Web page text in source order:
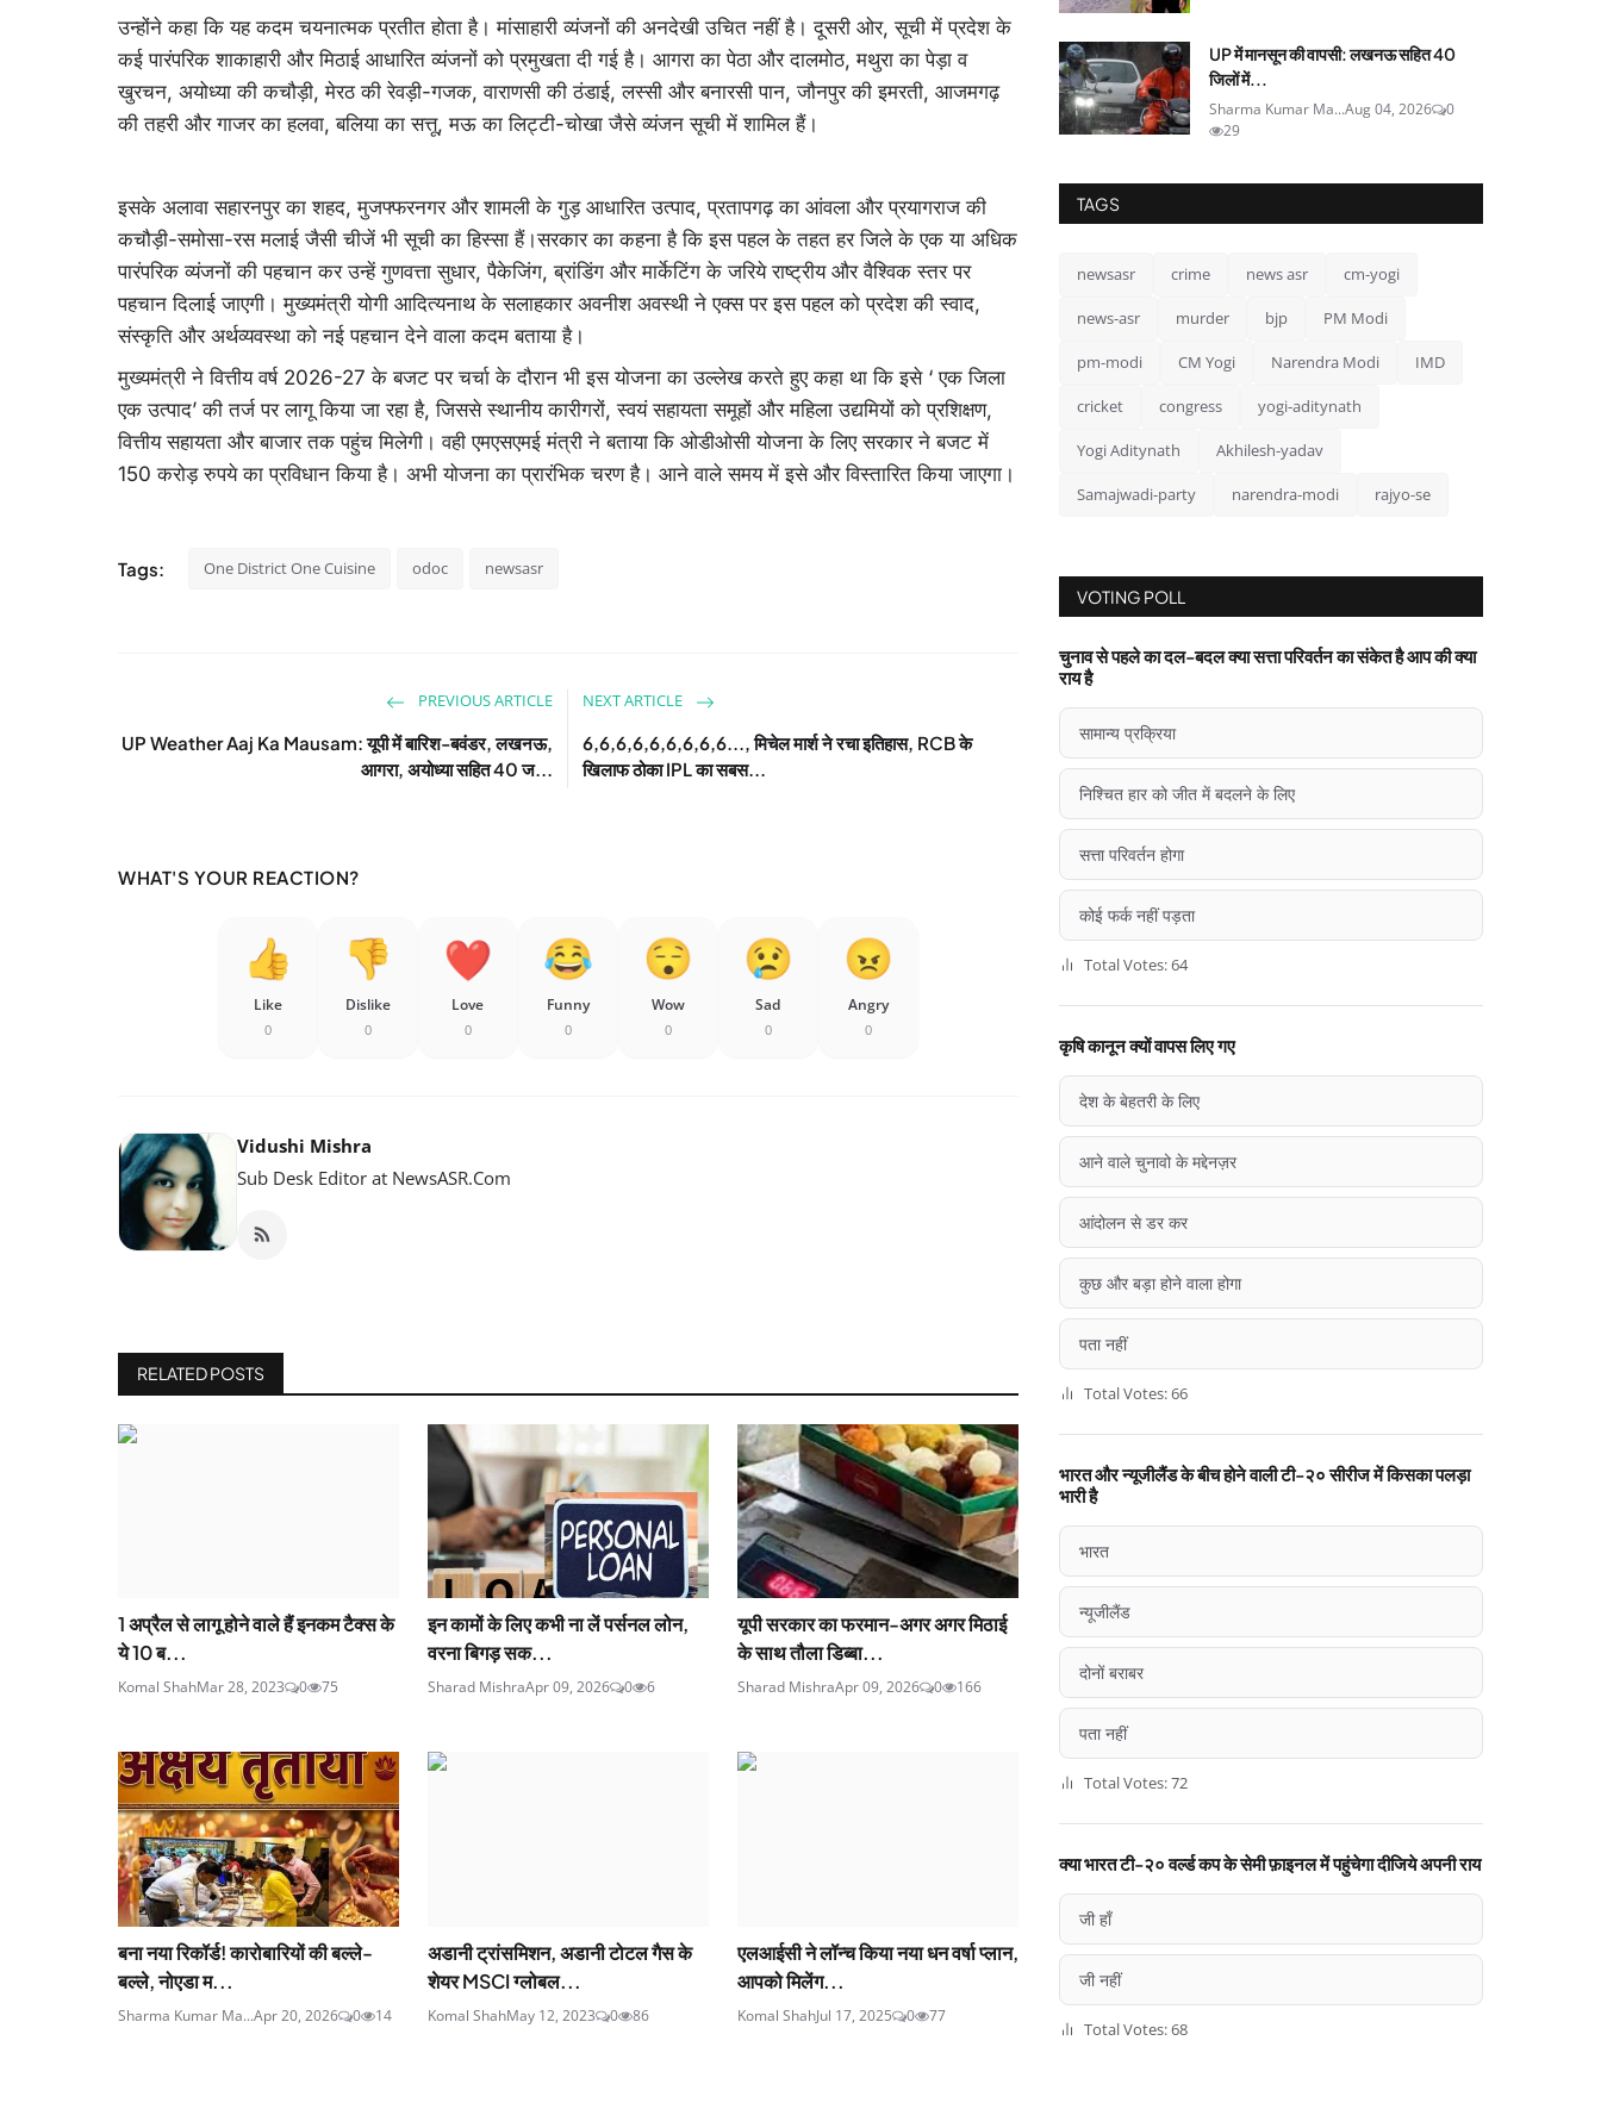
उन्होंने कहा कि यह कदम चयनात्मक प्रतीत होता है। मांसाहारी व्यंजनों की अनदेखी उचित नहीं है। दूसरी ओर, सूची में प्रदेश के
कई पारंपरिक शाकाहारी और मिठाई आधारित व्यंजनों को प्रमुखता दी गई है। आगरा का पेठा और दालमोठ, मथुरा का पेड़ा व
खुरचन, अयोध्या की कचौड़ी, मेरठ की रेवड़ी-गजक, वाराणसी की ठंडाई, लस्सी और बनारसी पान, जौनपुर की इमरती, आजमगढ़
की तहरी और गाजर का हलवा, बलिया का सत्तू, मऊ का लिट्टी-चोखा जैसे व्यंजन सूची में शामिल हैं।
इसके अलावा सहारनपुर का शहद, मुजफ्फरनगर और शामली के गुड़ आधारित उत्पाद, प्रतापगढ़ का आंवला और प्रयागराज की
कचौड़ी-समोसा-रस मलाई जैसी चीजें भी सूची का हिस्सा हैं।सरकार का कहना है कि इस पहल के तहत हर जिले के एक या अधिक
पारंपरिक व्यंजनों की पहचान कर उन्हें गुणवत्ता सुधार, पैकेजिंग, ब्रांडिंग और मार्केटिंग के जरिये राष्ट्रीय और वैश्विक स्तर पर
पहचान दिलाई जाएगी। मुख्यमंत्री योगी आदित्यनाथ के सलाहकार अवनीश अवस्थी ने एक्स पर इस पहल को प्रदेश की स्वाद,
संस्कृति और अर्थव्यवस्था को नई पहचान देने वाला कदम बताया है।
मुख्यमंत्री ने वित्तीय वर्ष 2026-27 के बजट पर चर्चा के दौरान भी इस योजना का उल्लेख करते हुए कहा था कि इसे ‘ एक जिला
एक उत्पाद’ की तर्ज पर लागू किया जा रहा है, जिससे स्थानीय कारीगरों, स्वयं सहायता समूहों और महिला उद्यमियों को प्रशिक्षण,
वित्तीय सहायता और बाजार तक पहुंच मिलेगी। वही एमएसएमई मंत्री ने बताया कि ओडीओसी योजना के लिए सरकार ने बजट में
150 करोड़ रुपये का प्रविधान किया है। अभी योजना का प्रारंभिक चरण है। आने वाले समय में इसे और विस्तारित किया जाएगा।
Tags: One District One Cuisine odoc newsasr
PREVIOUS ARTICLE
UP Weather Aaj Ka Mausam: यूपी में बारिश-बवंडर, लखनऊ,
आगरा, अयोध्या सहित 40 ज...
NEXT ARTICLE
6,6,6,6,6,6,6,6,6..., मिचेल मार्श ने रचा इतिहास, RCB के
खिलाफ ठोका IPL का सबस...
WHAT'S YOUR REACTION?
Like
0
Dislike
0
Love
0
Funny
0
Wow
0
Sad
0
Angry
0
Vidushi Mishra
Sub Desk Editor at NewsASR.Com
RELATED POSTS
1 अप्रैल से लागू होने वाले हैं इनकम टैक्स के
ये 10 ब...
Komal ShahMar 28, 2023 0 75
इन कामों के लिए कभी ना लें पर्सनल लोन,
वरना बिगड़ सक...
Sharad MishraApr 09, 2026 0 6
यूपी सरकार का फरमान-अगर अगर मिठाई
के साथ तौला डिब्बा...
Sharad MishraApr 09, 2026 0 166
बना नया रिकॉर्ड! कारोबारियों की बल्ले-
बल्ले, नोएडा म...
Sharma Kumar Ma...Apr 20, 2026 0 14
अडानी ट्रांसमिशन, अडानी टोटल गैस के
शेयर MSCI ग्लोबल...
Komal ShahMay 12, 2023 0 86
एलआईसी ने लॉन्च किया नया धन वर्षा प्लान,
आपको मिलेंग...
Komal ShahJul 17, 2025 0 77
UP में मानसून की वापसी: लखनऊ सहित 40
जिलों में...
Sharma Kumar Ma...Aug 04, 2026
0
29
TAGS
newsasr crime news asr cm-yogi
news-asr murder bjp PM Modi
pm-modi CM Yogi Narendra Modi IMD
cricket congress yogi-aditynath
Yogi Aditynath Akhilesh-yadav
Samajwadi-party narendra-modi rajyo-se
VOTING POLL
चुनाव से पहले का दल-बदल क्या सत्ता परिवर्तन का संकेत है आप की क्या
राय है
सामान्य प्रक्रिया
निश्चित हार को जीत में बदलने के लिए
सत्ता परिवर्तन होगा
कोई फर्क नहीं पड़ता
Total Votes: 64
कृषि कानून क्यों वापस लिए गए
देश के बेहतरी के लिए
आने वाले चुनावो के मद्देनज़र
आंदोलन से डर कर
कुछ और बड़ा होने वाला होगा
पता नहीं
Total Votes: 66
भारत और न्यूजीलैंड के बीच होने वाली टी-२० सीरीज में किसका पलड़ा
भारी है
भारत
न्यूजीलैंड
दोनों बराबर
पता नहीं
Total Votes: 72
क्या भारत टी-२० वर्ल्ड कप के सेमी फ़ाइनल में पहुंचेगा दीजिये अपनी राय
जी हाँ
जी नहीं
Total Votes: 68